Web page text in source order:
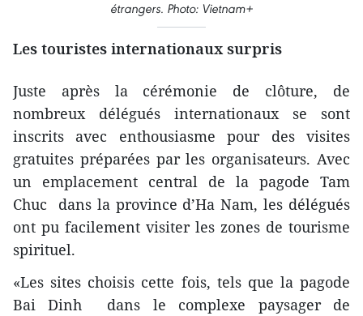
étrangers. Photo: Vietnam+
Les touristes internationaux surpris
Juste après la cérémonie de clôture, de
nombreux délégués internationaux se sont
inscrits avec enthousiasme pour des visites
gratuites préparées par les organisateurs. Avec
un emplacement central de la pagode Tam
Chuc dans la province d’Ha Nam, les délégués
ont pu facilement visiter les zones de tourisme
spirituel.
«Les sites choisis cette fois, tels que la pagode
Bai Dinh dans le complexe paysager de